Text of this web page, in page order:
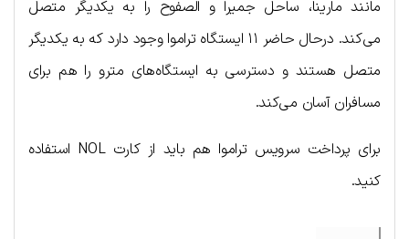
مانند مارینا، ساحل جمیرا و الصفوح را به یکدیگر متصل
می‌کند. درحال حاضر ۱۱ ایستگاه تراموا وجود دارد که به یکدیگر
متصل هستند و دسترسی به ایستگاه‌های مترو را هم برای
مسافران آسان می‌کند.
برای پرداخت سرویس تراموا هم باید از کارت NOL استفاده
کنید.